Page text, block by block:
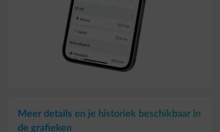
Meer details en je historiek beschikbaar in
de grafieken